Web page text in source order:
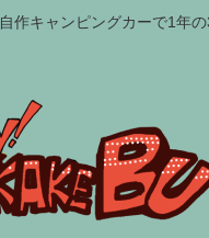
自作キャンピングカーで1年